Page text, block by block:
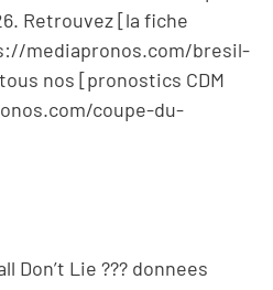
Retrouvez [la fiche
mediapronos.com/bresil-
nos [pronostics CDM
coupe-du-
Don’t Lie ??? donnees